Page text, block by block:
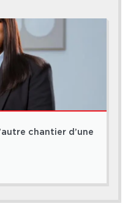
chantier d’une